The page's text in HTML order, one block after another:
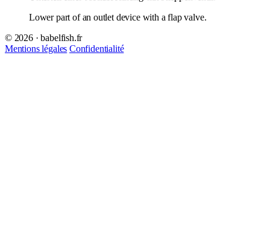
Lower part of an outlet device with a flap valve.
© 2026 · babelfish.fr
Mentions légales Confidentialité